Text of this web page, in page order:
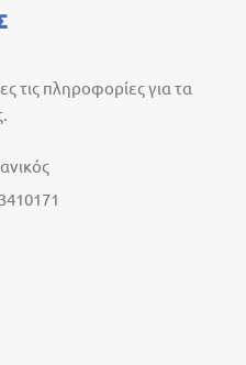
τις πληροφορίες για τα